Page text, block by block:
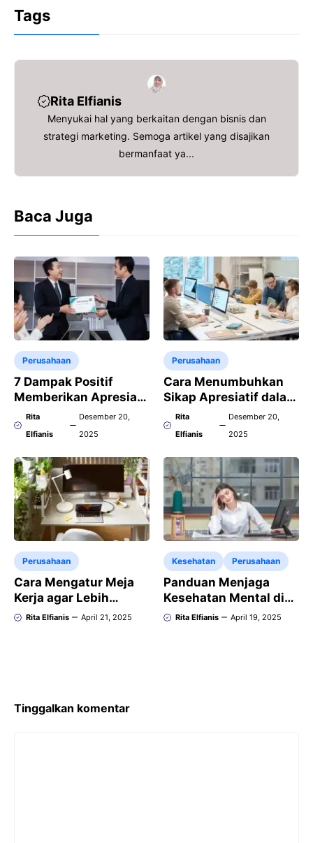
c
e
b
o
k
er l
A d
s
Tags
Rita Elfianis
Menyukai hal yang berkaitan dengan bisnis dan
strategi marketing. Semoga artikel yang disajikan
bermanfaat ya...
Baca Juga
Perusahaan
7 Dampak Positif
Memberikan Apresiasi
terhadap Kinerja
Karyawan Perusahaan
Rita
Elfianis
Desember 20,
2025
Perusahaan
Cara Menumbuhkan
Sikap Apresiatif dalam
Lingkungan Kerja
Rita
Elfianis
Desember 20,
2025
Perusahaan
Cara Mengatur Meja
Kerja agar Lebih
Nyaman dan Rapi
Rita Elfianis April 21, 2025
Kesehatan Perusahaan
Panduan Menjaga
Kesehatan Mental di
Tempat Kerja yang
Rita Elfianis April 19, 2025
Tinggalkan komentar